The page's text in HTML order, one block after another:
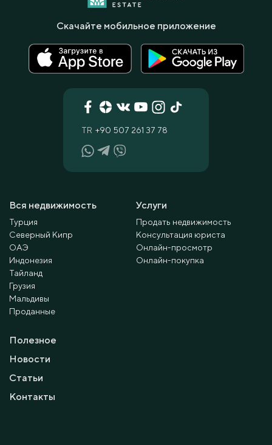
Вся недвижимость
Турция
Северный Кипр
ОАЭ
Индонезия
Тайланд
Грузия
Мальдивы
Проданные
Услуги
Продать недвижимость
Консультация юриста
Онлайн-просмотр
Онлайн-покупка
Полезное
Новости
Статьи
Контакты
TR +90 507 261 37 78
Скачайте мобильное приложение